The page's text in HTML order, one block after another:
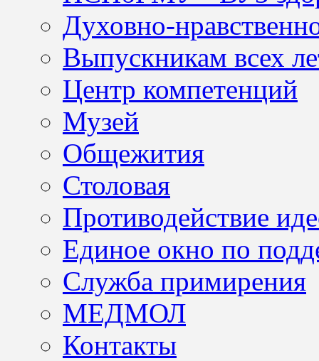
Духовно-
Выпускникам всех
Центр компетенций
Музей
Общежития
Столовая
Противодействие
Единое окно по
Служба примирения
МЕДМОЛ
Контакты